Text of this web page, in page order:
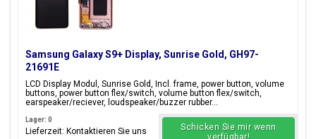
Samsung Galaxy S9+ Display, Sunrise Gold, GH97-
21691E
LCD Display Modul, Sunrise Gold, Incl. frame, power button, volume
buttons, power button flex/switch, volume button flex/switch,
earspeaker/reciever, loudspeaker/buzzer rubber...
Lager: 0
Lieferzeit: Kontaktieren Sie uns
Schicken Sie mir wenn
verfügbar!